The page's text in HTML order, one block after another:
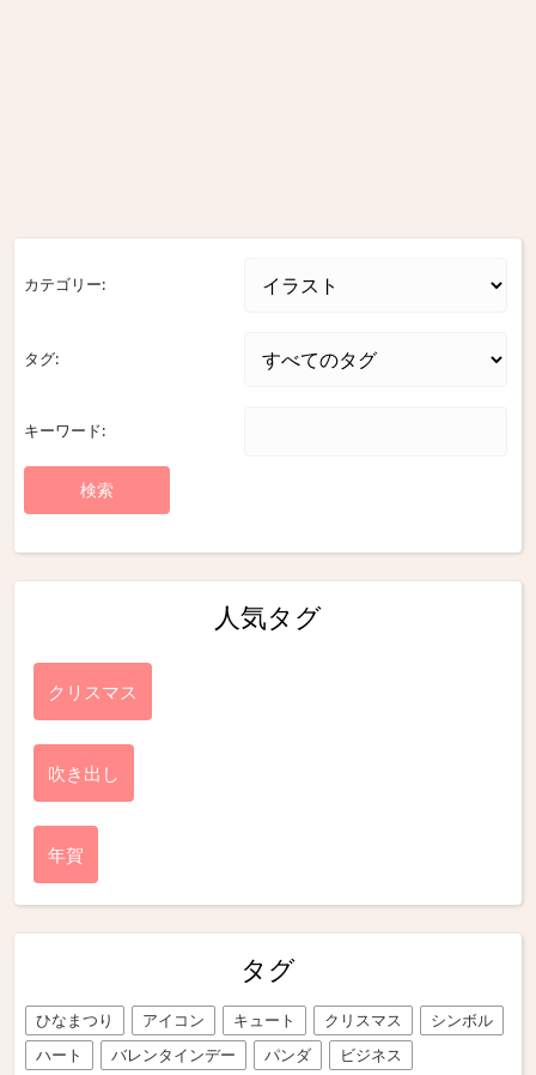
カテゴリー:
タグ:
キーワード:
人気タグ
クリスマス
吹き出し
年賀
タグ
ひなまつり アイコン キュート クリスマス
シンボル
ハート
バレンタインデー パンダ
ビジネス